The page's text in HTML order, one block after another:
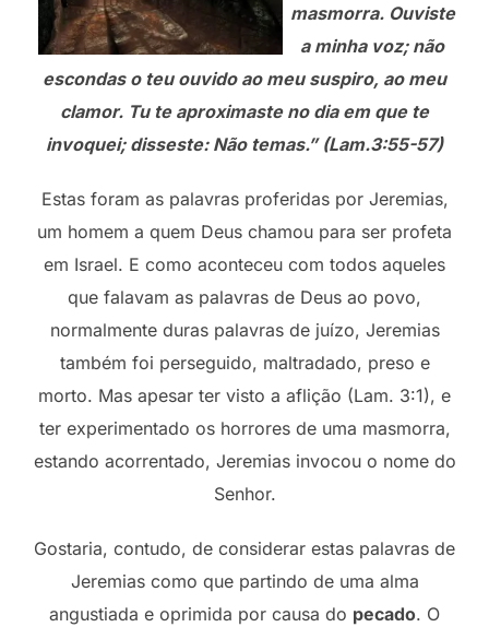
masmorra. Ouviste
a minha voz; não
escondas o teu ouvido ao meu suspiro, ao meu
clamor. Tu te aproximaste no dia em que te
invoquei; disseste: Não temas.” (Lam.3:55-57)
Estas foram as palavras proferidas por Jeremias,
um homem a quem Deus chamou para ser profeta
em Israel. E como aconteceu com todos aqueles
que falavam as palavras de Deus ao povo,
normalmente duras palavras de juízo, Jeremias
também foi perseguido, maltradado, preso e
morto. Mas apesar ter visto a aflição (Lam. 3:1), e
ter experimentado os horrores de uma masmorra,
estando acorrentado, Jeremias invocou o nome do
Senhor.
Gostaria, contudo, de considerar estas palavras de
Jeremias como que partindo de uma alma
angustiada e oprimida por causa do pecado. O